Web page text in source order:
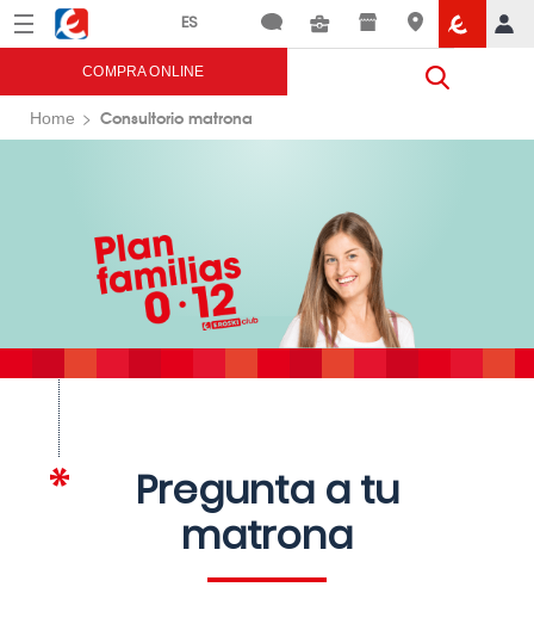
Menú Eroski
COMPRA ONLINE
Home Consultorio matrona
Pregunta a tu
matrona